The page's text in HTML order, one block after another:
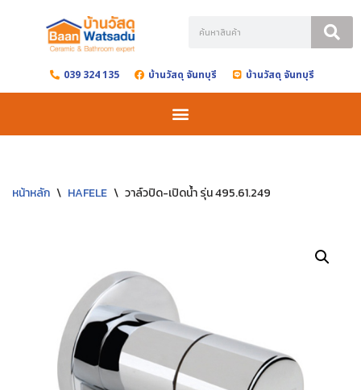
content 039 324 135 บ้านวัสดุ จันทบุรี บ้านวัสดุ จันทบุรี
หน้าหลัก \ HAFELE \ วาล์วปิด-เปิดน้ำ รุ่น 495.61.249